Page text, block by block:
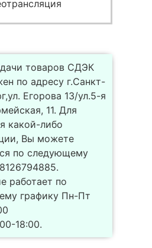
товаров СДЭК
по адресу г.Санкт-
Егорова 13/ул.5-я
11. Для
какой-либо
Вы можете
по следующему
работает по
графику Пн-Пт
18:00.